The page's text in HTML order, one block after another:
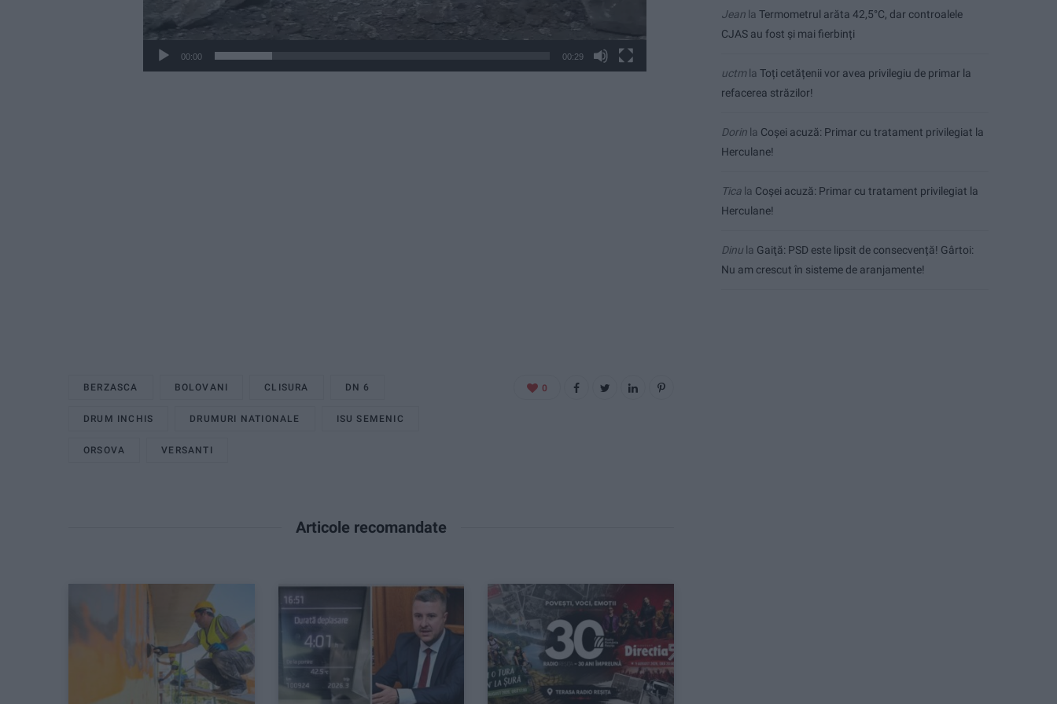
00:00 00:29
BERZASCA BOLOVANI CLISURA DN 6
DRUM INCHIS DRUMURI NATIONALE ISU SEMENIC
ORSOVA VERSANTI
0
Articole recomandate
Jean la Termometrul arăta 42,5°C, dar controalele
CJAS au fost și mai fierbinți
uctmla Toți cetățenii vor avea privilegiu de primar la
refacerea străzilor!
Dorin la Coșei acuză: Primar cu tratament privilegiat la
Herculane!
Tica la Coșei acuză: Primar cu tratament privilegiat la
Herculane!
Dinu la Gaiţă: PSD este lipsit de consecvență! Gârtoi:
Nu am crescut în sisteme de aranjamente!